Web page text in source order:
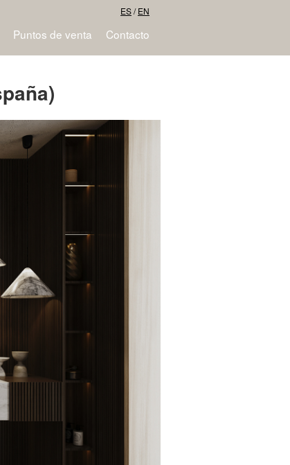
ES/EN
Puntos de venta Contacto